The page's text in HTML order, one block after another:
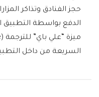
حجز الفنادق وتذاكر
الدفع بواسطة التطبيق
السريعة من داخل